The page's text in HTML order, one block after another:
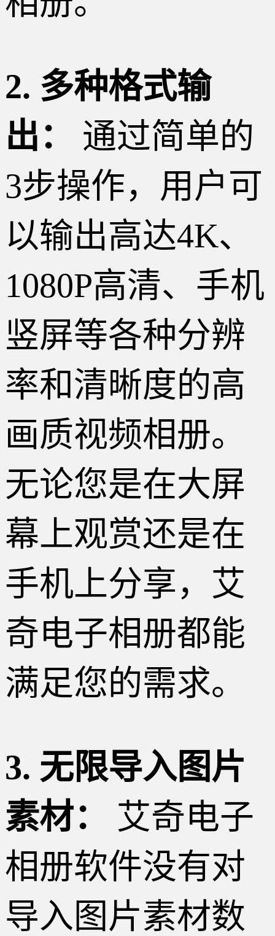
2. 多种格式输
出：
通过简单的
3步操作，用户可
以输出高达4K、
1080P高清、手机
竖屏等各种分辨
率和清晰度的高
画质视频相册。
无论您是在大屏
幕上观赏还是在
手机上分享，艾
奇电子相册都能
满足您的需求。
3. 无限导入图片
素材：
艾奇电子
相册软件没有对
导入图片素材数